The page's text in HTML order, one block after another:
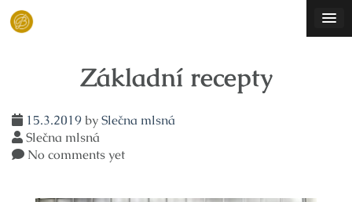
Skip
Základní recepty
15.3.2019bySlečna mlsná
Slečna mlsná
No comments yet